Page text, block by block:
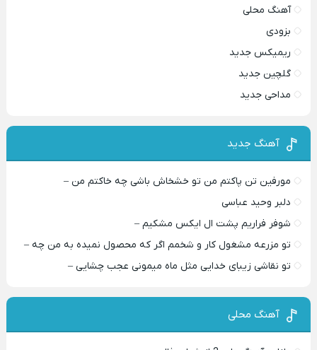
آهنگ محلی
بزودی
ریمیکس جدید
گلچین جدید
مداحی جدید
آهنگ جدید
مورفین تن پاکتم من تو خشخاش باشی چه خاکتم من –
دلبر وحید عباسی
شوفر فراریم پشت ال ایکس مشکیم –
تو مزرعه مشغول کار و شخمم اگر که محصول نمیده به من چه –
تو نقاشی زیبای خدایی مثل ماه میمونی عجب چشایی –
آهنگ محلی